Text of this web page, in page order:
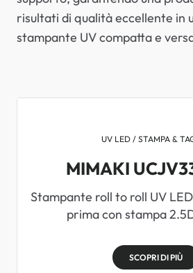
risultati di qualità eccellente in
stampante UV compatta e
UV LED / STAMPA &
MIMAKI
Stampante roll to roll UV
prima con stampa
SCOPRI DI PIÙ